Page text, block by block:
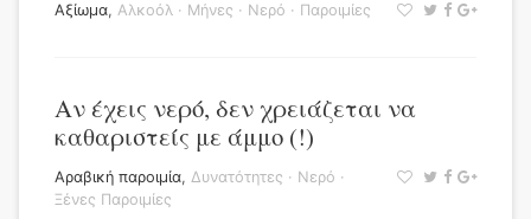
Αξίωμα, Αλκοόλ · Μήνες · Νερό · Παροιμίες
Αν έχεις νερό, δεν χρειάζεται να
καθαριστείς με άμμο (!)
Αραβική παροιμία, Δυνατότητες · Νερό ·
Ξένες Παροιμίες